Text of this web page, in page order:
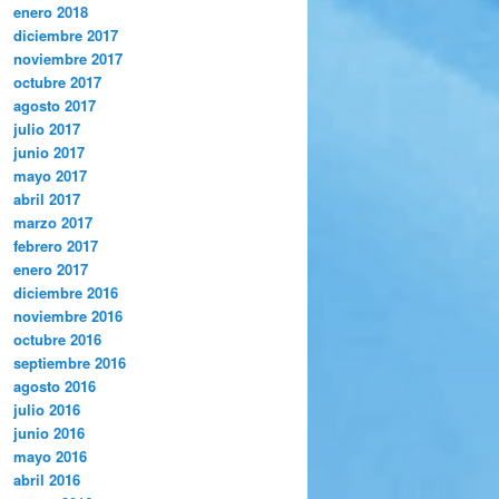
enero 2018
diciembre 2017
noviembre 2017
octubre 2017
agosto 2017
julio 2017
junio 2017
mayo 2017
abril 2017
marzo 2017
febrero 2017
enero 2017
diciembre 2016
noviembre 2016
octubre 2016
septiembre 2016
agosto 2016
julio 2016
junio 2016
mayo 2016
abril 2016